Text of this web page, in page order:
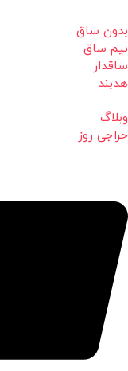
بدون ساق
نیم ساق
ساقدار
هدبند
وبلاگ
حراجی روز